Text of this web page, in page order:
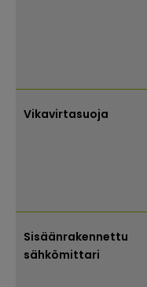
Vikavirtasuoja
Sisäänrakennettu
sähkömittari